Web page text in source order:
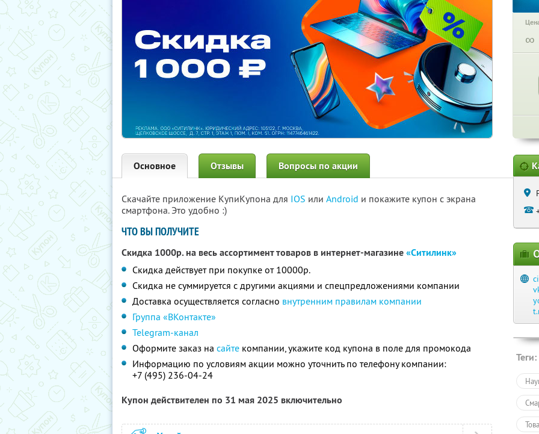
∞
Основное Отзывы Вопросы по акции
Скачайте приложение КупиКупона для IOS или Android и покажите купон с экрана
смартфона. Это удобно :)
ЧТО ВЫ ПОЛУЧИТЕ
Скидка 1000р. на весь ассортимент товаров в интернет-магазине«Ситилинк»
Скидка действует при покупке от 10000р.
Скидка не суммируется с другими акциями и спецпредложениями компании
Доставка осуществляется согласно внутренним правилам компании
Группа «ВКонтакте»
Telegram-канал
Оформите заказ на сайте компании, укажите код купона в поле для промокода
Информацию по условиям акции можно уточнить по телефону компании:
+7 (495) 236-04-24
Купон действителен по 31 мая 2025 включительно
Теги: